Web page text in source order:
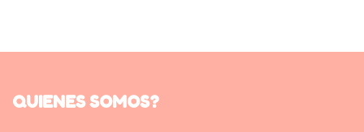
QUIENES SOMOS?